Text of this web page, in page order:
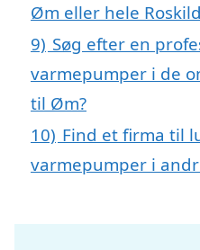
Øm eller hele
9) Søg efter en
varmepumper i de
til Øm?
10) Find et firma til
varmepumper i